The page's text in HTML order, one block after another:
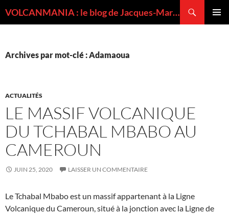
VOLCANMANIA : le blog de Jacques-Marie BARDINTZEFF, volcanologue
Archives par mot-clé : Adamaoua
ACTUALITÉS
LE MASSIF VOLCANIQUE
DU TCHABAL MBABO AU
CAMEROUN
JUIN 25, 2020 LAISSER UN COMMENTAIRE
Le Tchabal Mbabo est un massif appartenant à la Ligne
Volcanique du Cameroun, situé à la jonction avec la Ligne de